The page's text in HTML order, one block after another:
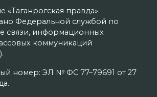
«Таганрогская правда»
Федеральной службой по
связи, информационных
коммуникаций
номер: ЭЛ № ФС 77–79691 от 27